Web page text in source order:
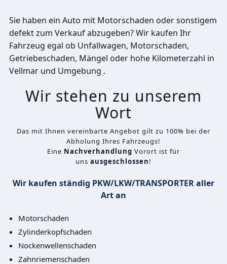
Sie haben ein Auto mit Motorschaden oder sonstigem
defekt zum Verkauf abzugeben? Wir kaufen Ihr
Fahrzeug egal ob Unfallwagen, Motorschaden,
Getriebeschaden, Mängel oder hohe Kilometerzahl in
Vellmar und Umgebung .
Wir stehen zu unserem
Wort
Das mit Ihnen vereinbarte Angebot gilt zu 100% bei der
Abholung Ihres Fahrzeugs!
Eine Nachverhandlung Vorort ist für
uns ausgeschlossen!
Wir kaufen ständig PKW/LKW/TRANSPORTER aller
Art an
Motorschaden
Zylinderkopfschaden
Nockenwellenschaden
Zahnriemenschaden